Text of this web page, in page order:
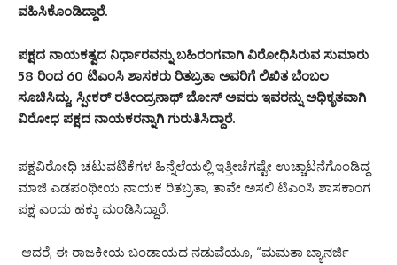
ವಹಿಸಿಕೊಂಡಿದ್ದಾರೆ.
ಪಕ್ಷದ ನಾಯಕತ್ವದ ನಿರ್ಧಾರವನ್ನು ಬಹಿರಂಗವಾಗಿ ವಿರೋಧಿಸಿರುವ ಸುಮಾರು
58 ರಿಂದ 60 ಟಿಎಂಸಿ ಶಾಸಕರು ರಿತಬ್ರತಾ ಅವರಿಗೆ ಲಿಖಿತ ಬೆಂಬಲ
ಸೂಚಿಸಿದ್ದು, ಸ್ಪೀಕರ್ ರತೀಂದ್ರನಾಥ್ ಬೋಸ್ ಅವರು ಇವರನ್ನು ಅಧಿಕೃತವಾಗಿ
ವಿರೋಧ ಪಕ್ಷದ ನಾಯಕರನ್ನಾಗಿ ಗುರುತಿಸಿದ್ದಾರೆ.
ಪಕ್ಷವಿರೋಧಿ ಚಟುವಟಿಕೆಗಳ ಹಿನ್ನೆಲೆಯಲ್ಲಿ ಇತ್ತೀಚೆಗಷ್ಟೇ ಉಚ್ಚಾಟನೆಗೊಂಡಿದ್ದ
ಮಾಜಿ ಎಡಪಂಥೀಯ ನಾಯಕ ರಿತಬ್ರತಾ, ತಾವೇ ಅಸಲಿ ಟಿಎಂಸಿ ಶಾಸಕಾಂಗ
ಪಕ್ಷ ಎಂದು ಹಕ್ಕು ಮಂಡಿಸಿದ್ದಾರೆ.
ಆದರೆ, ಈ ರಾಜಕೀಯ ಬಂಡಾಯದ ನಡುವೆಯೂ, “ಮಮತಾ ಬ್ಯಾನರ್ಜಿ